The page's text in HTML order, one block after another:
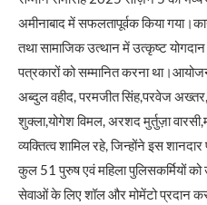
अमीनाबाद में सफलतापूर्वक किया
तथा सामाजिक उत्थान में उत्कृष्ट
पत्रकारों को सम्मानित करना
अब्दुल वहीद, परमजीत सिंह,परवेज अख्तर,
शुक्ला,योगेश विमल, अरशद मुर्तुज़ा
व्यक्तित्व शामिल रहे, जिन्होंने इस
कुल 51 पुरुष एवं महिला पुलिसकर्मियों
सेवाओं के लिए शॉल और मोमेंटो प्रदान कर